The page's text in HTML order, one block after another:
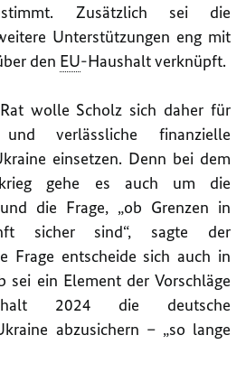
Zusätzlich sei die
Unterstützungen eng mit
den EU-Haushalt verknüpft.
wolle Scholz sich daher für
verlässliche finanzielle
einsetzen. Denn bei dem
gehe es auch um die
die Frage, „ob Grenzen in
sicher sind“, sagte der
Frage entscheide sich auch in
sei ein Element der Vorschläge
2024 die deutsche
abzusichern – „so lange